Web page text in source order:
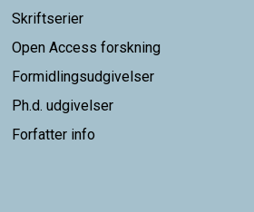
Skriftserier
Open Access forskning
Formidlingsudgivelser
Ph.d. udgivelser
Forfatter info